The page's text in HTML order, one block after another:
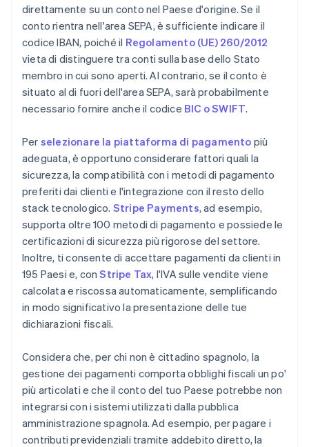
direttamente su un conto nel Paese d'origine. Se il
conto rientra nell'area SEPA, è sufficiente indicare il
codice IBAN, poiché il Regolamento (UE) 260/2012
vieta di distinguere tra conti sulla base dello Stato
membro in cui sono aperti. Al contrario, se il conto è
situato al di fuori dell'area SEPA, sarà probabilmente
necessario fornire anche il codice BIC o SWIFT.
Per selezionare la piattaforma di pagamento più
adeguata, è opportuno considerare fattori quali la
sicurezza, la compatibilità con i metodi di pagamento
preferiti dai clienti e l'integrazione con il resto dello
stack tecnologico. Stripe Payments, ad esempio,
supporta oltre 100 metodi di pagamento e possiede le
certificazioni di sicurezza più rigorose del settore.
Inoltre, ti consente di accettare pagamenti da clienti in
195 Paesi e, conStripe Tax, l'IVA sulle vendite viene
calcolata e riscossa automaticamente, semplificando
in modo significativo la presentazione delle tue
dichiarazioni fiscali.
Considera che, per chi non è cittadino spagnolo, la
gestione dei pagamenti comporta obblighi fiscali un po'
più articolati e che il conto del tuo Paese potrebbe non
integrarsi con i sistemi utilizzati dalla pubblica
amministrazione spagnola. Ad esempio, per pagare i
contributi previdenziali tramite addebito diretto, la